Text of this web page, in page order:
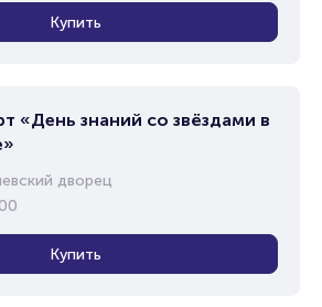
Купить
«День знаний со звёздами в
дворец
Купить